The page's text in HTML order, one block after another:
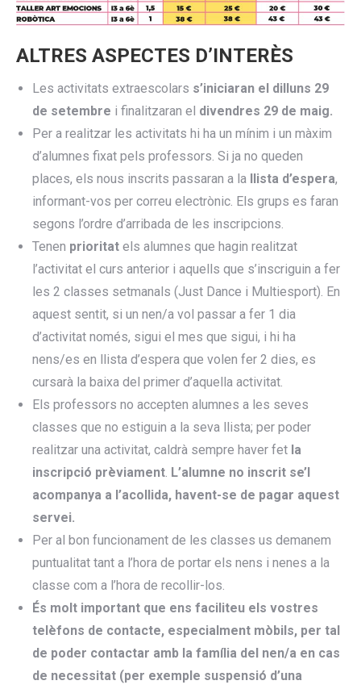
ALTRES ASPECTES D’INTERÈS
Les activitats extraescolars s’iniciaran el dilluns 29
de setembre i finalitzaran el divendres 29 de maig.
Per a realitzar les activitats hi ha un mínim i un màxim
d’alumnes fixat pels professors. Si ja no queden
places, els nous inscrits passaran a la llista d’espera,
informant-vos per correu electrònic. Els grups es faran
segons l’ordre d’arribada de les inscripcions.
Tenen prioritat els alumnes que hagin realitzat
l’activitat el curs anterior i aquells que s’inscriguin a fer
les 2 classes setmanals (Just Dance i Multiesport). En
aquest sentit, si un nen/a vol passar a fer 1 dia
d’activitat només, sigui el mes que sigui, i hi ha
nens/es en llista d’espera que volen fer 2 dies, es
cursarà la baixa del primer d’aquella activitat.
Els professors no accepten alumnes a les seves
classes que no estiguin a la seva llista; per poder
realitzar una activitat, caldrà sempre haver fet la
inscripció prèviament. L’alumne no inscrit se’l
acompanya a l’acollida, havent-se de pagar aquest
servei.
Per al bon funcionament de les classes us demanem
puntualitat tant a l’hora de portar els nens i nenes a la
classe com a l’hora de recollir-los.
És molt important que ens faciliteu els vostres
telèfons de contacte, especialment mòbils, per tal
de poder contactar amb la família del nen/a en cas
de necessitat (per exemple suspensió d’una